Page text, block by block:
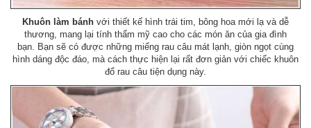
Khuôn làm bánh với thiết kế hình trái tim, bông hoa mới lạ và dễ
thương, mang lại tính thẩm mỹ cao cho các món ăn của gia đình
bạn. Bạn sẽ có được những miếng rau câu mát lạnh, giòn ngọt cùng
hình dáng độc đáo, mà cách thực hiện lại rất đơn giản với chiếc khuôn
đổ rau câu tiện dụng này.